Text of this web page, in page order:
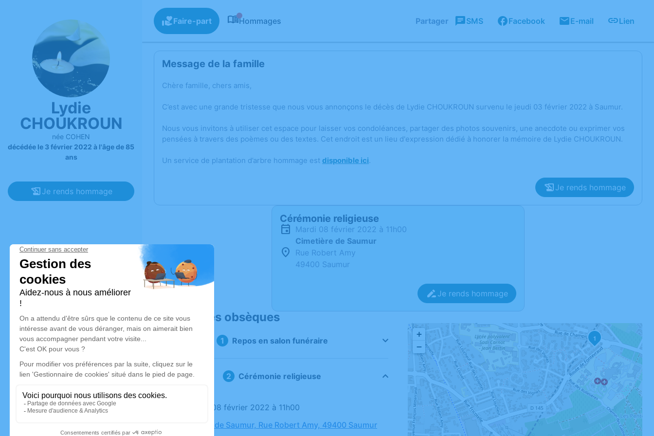
Lydie
CHOUKROUN
née COHEN
décédée le 3 février 2022 à l'âge de 85
ans
Je rends hommage
Faire-part Hommages Partager SMS Facebook E-mail Lien
Message de la famille
Chère famille, chers amis,
C’est avec une grande tristesse que nous vous annonçons le décès de Lydie CHOUKROUN survenu le jeudi 03 février 2022 à Saumur.
Nous vous invitons à utiliser cet espace pour laisser vos condoléances, partager des photos souvenirs, une anecdote ou exprimer vos
pensées à travers des poèmes ou des textes. Cet endroit est un lieu d'expression dédié à honorer la mémoire de Lydie CHOUKROUN.
Un service de plantation d’arbre hommage est disponible ici.
Je rends hommage
Cérémonie religieuse
mardi 08 février 2022 à 11h00
Cimetière de Saumur
Rue Robert Amy
49400 Saumur
Je rends hommage
Déroulé des obsèques
Repos en salon funéraire
Cérémonie religieuse
Le mardi 08 février 2022 à 11h00
Cimetière de Saumur, Rue Robert Amy, 49400 Saumur
1
+
−